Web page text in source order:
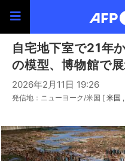
自宅地下室で21年
の模型、博物館で
2026年2月11日 19:26
発信地：ニューヨーク/米国 [ 米国